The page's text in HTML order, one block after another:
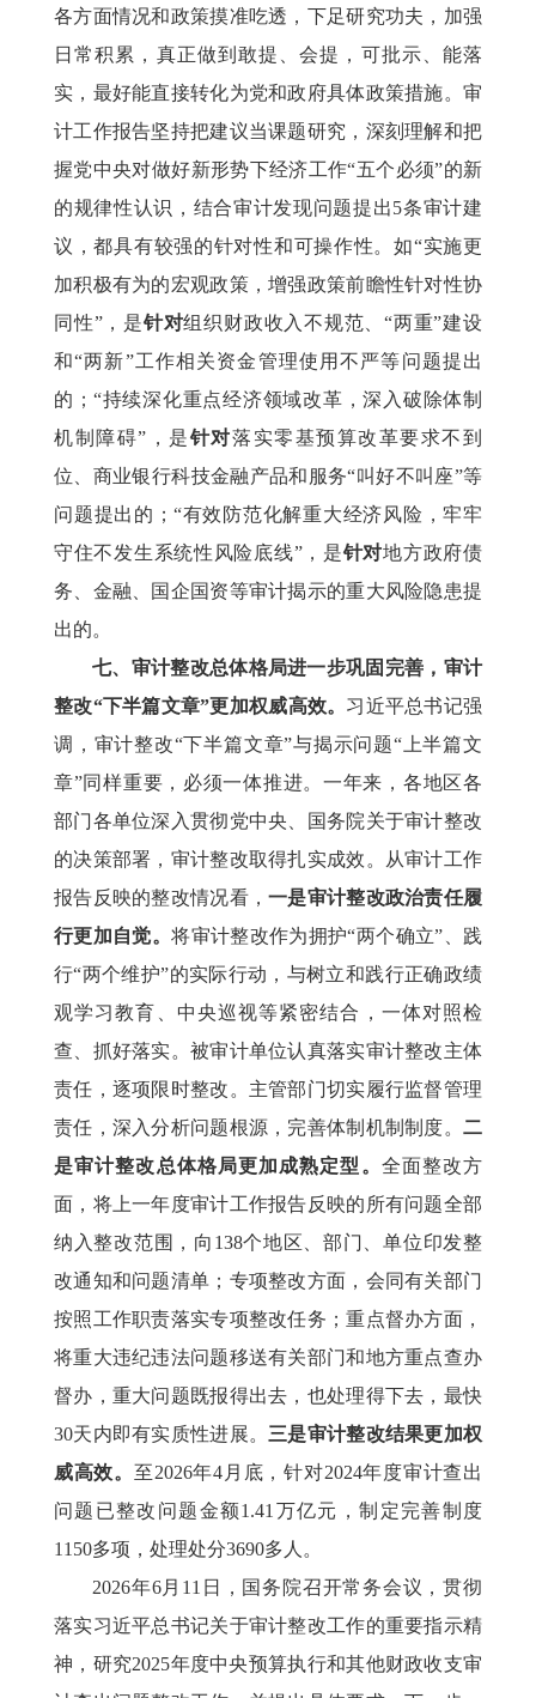
各方面情况和政策摸准吃透，下足研究功夫，加强
日常积累，真正做到敢提、会提，可批示、能落
实，最好能直接转化为党和政府具体政策措施。审
计工作报告坚持把建议当课题研究，深刻理解和把
握党中央对做好新形势下经济工作“五个必须”的新
的规律性认识，结合审计发现问题提出5条审计建
议，都具有较强的针对性和可操作性。如“实施更
加积极有为的宏观政策，增强政策前瞻性针对性协
同性”，是针对组织财政收入不规范、“两重”建设
和“两新”工作相关资金管理使用不严等问题提出
的；“持续深化重点经济领域改革，深入破除体制
机制障碍”，是针对落实零基预算改革要求不到
位、商业银行科技金融产品和服务“叫好不叫座”等
问题提出的；“有效防范化解重大经济风险，牢牢
守住不发生系统性风险底线”，是针对地方政府债
务、金融、国企国资等审计揭示的重大风险隐患提
出的。
七、审计整改总体格局进一步巩固完善，审计
整改“下半篇文章”更加权威高效。 习近平总书记强
调，审计整改“下半篇文章”与揭示问题“上半篇文
章”同样重要，必须一体推进。一年来，各地区各
部门各单位深入贯彻党中央、国务院关于审计整改
的决策部署，审计整改取得扎实成效。从审计工作
报告反映的整改情况看，一是审计整改政治责任履
行更加自觉。将审计整改作为拥护“两个确立”、践
行“两个维护”的实际行动，与树立和践行正确政绩
观学习教育、中央巡视等紧密结合，一体对照检
查、抓好落实。被审计单位认真落实审计整改主体
责任，逐项限时整改。主管部门切实履行监督管理
责任，深入分析问题根源，完善体制机制制度。 二
是审计整改总体格局更加成熟定型。 全面整改方
面，将上一年度审计工作报告反映的所有问题全部
纳入整改范围，向138个地区、部门、单位印发整
改通知和问题清单；专项整改方面，会同有关部门
按照工作职责落实专项整改任务；重点督办方面，
将重大违纪违法问题移送有关部门和地方重点查办
督办，重大问题既报得出去，也处理得下去，最快
30天内即有实质性进展。 三是审计整改结果更加权
威高效。 至2026年4月底，针对2024年度审计查出
问题已整改问题金额1.41万亿元，制定完善制度
1150多项，处理处分3690多人。
2026年6月11日，国务院召开常务会议，贯彻
落实习近平总书记关于审计整改工作的重要指示精
神，研究2025年度中央预算执行和其他财政收支审